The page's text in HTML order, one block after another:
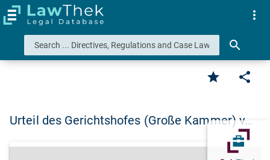
search
more_vert
star share
Urteil des Gerichtshofes (Große Kammer) v…